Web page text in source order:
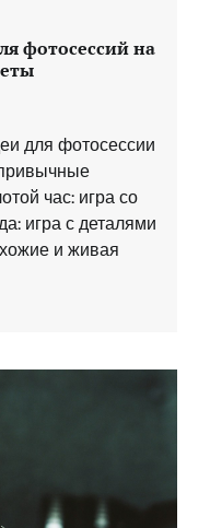
фотосессий на
для фотосессии
час: игра со
игра с деталями
и живая